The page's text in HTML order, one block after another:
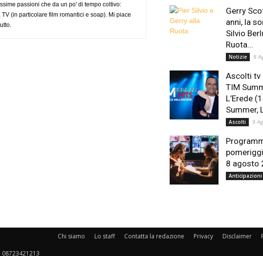
passioni che da un po' di tempo coltivo:
(in particolare film romantici e soap). Mi piace
Gerry
anni, la
Silvio
Ruota...
Notizie 8
Ascolti tv
TIM
L’Erede
Summer,
Ascolti 8
8 agosto
Anticipazioni
Chi siamo Lo staff Contatta la redazione Privacy Disclaimer